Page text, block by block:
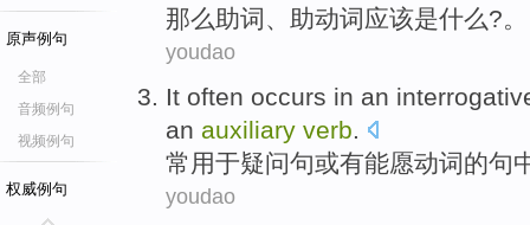
原声例句
全部
音频例句
视频例句
权威例句
那么 助词 、 助动词应该是什么?。
youdao
It often occurs in an
an auxiliary verb
常 用于疑问句或有能愿动词的句
youdao